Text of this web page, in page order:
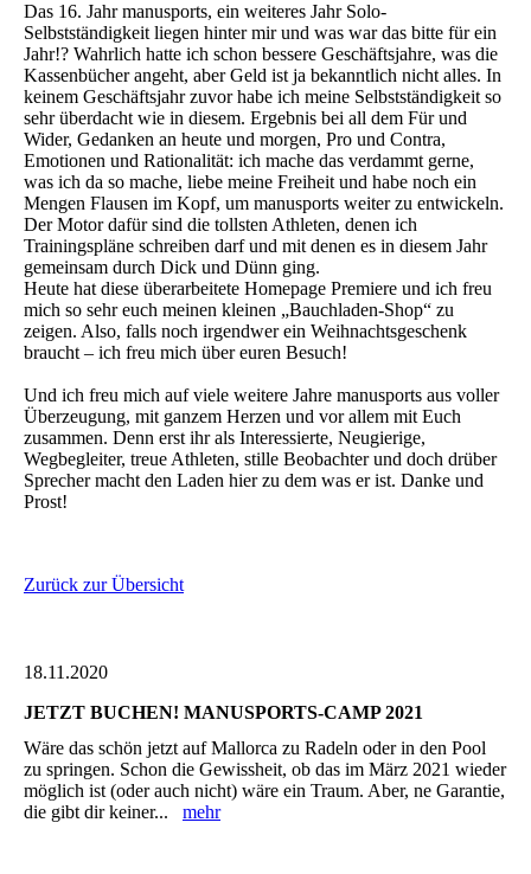
Das 16. Jahr manusports, ein weiteres Jahr Solo-
Selbstständigkeit liegen hinter mir und was war das bitte für ein
Jahr!? Wahrlich hatte ich schon bessere Geschäftsjahre, was die
Kassenbücher angeht, aber Geld ist ja bekanntlich nicht alles. In
keinem Geschäftsjahr zuvor habe ich meine Selbstständigkeit so
sehr überdacht wie in diesem. Ergebnis bei all dem Für und
Wider, Gedanken an heute und morgen, Pro und Contra,
Emotionen und Rationalität: ich mache das verdammt gerne,
was ich da so mache, liebe meine Freiheit und habe noch ein
Mengen Flausen im Kopf, um manusports weiter zu entwickeln.
Der Motor dafür sind die tollsten Athleten, denen ich
Trainingspläne schreiben darf und mit denen es in diesem Jahr
gemeinsam durch Dick und Dünn ging.
Heute hat diese überarbeitete Homepage Premiere und ich freu
mich so sehr euch meinen kleinen „Bauchladen-Shop“ zu
zeigen. Also, falls noch irgendwer ein Weihnachtsgeschenk
braucht – ich freu mich über euren Besuch!
Und ich freu mich auf viele weitere Jahre manusports aus voller
Überzeugung, mit ganzem Herzen und vor allem mit Euch
zusammen. Denn erst ihr als Interessierte, Neugierige,
Wegbegleiter, treue Athleten, stille Beobachter und doch drüber
Sprecher macht den Laden hier zu dem was er ist. Danke und
Prost!
Zurück zur Übersicht
18.11.2020
JETZT BUCHEN! MANUSPORTS-CAMP 2021
Wäre das schön jetzt auf Mallorca zu Radeln oder in den Pool
zu springen. Schon die Gewissheit, ob das im März 2021 wieder
möglich ist (oder auch nicht) wäre ein Traum. Aber, ne Garantie,
die gibt dir keiner... mehr